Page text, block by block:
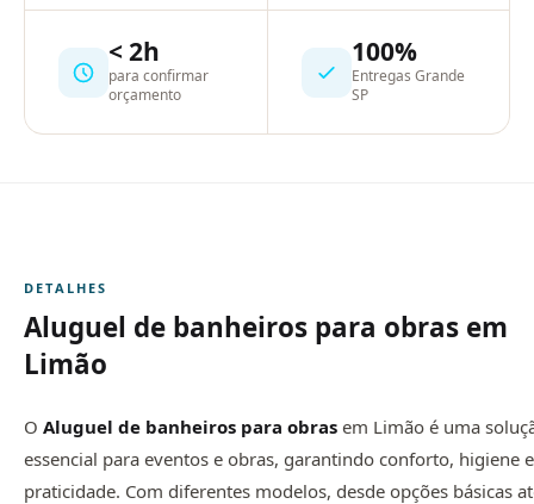
< 2h
para confirmar
orçamento
100%
Entregas Grande
SP
DETALHES
Aluguel de banheiros para obras em
Limão
O Aluguel de banheiros para obras em Limão é uma
essencial para eventos e obras, garantindo conforto, higiene e
praticidade. Com diferentes modelos, desde opções básicas